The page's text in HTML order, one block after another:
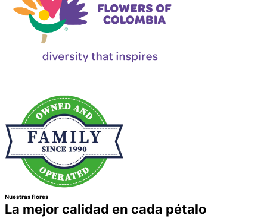
Nuestras flores
La mejor calidad en cada pétalo